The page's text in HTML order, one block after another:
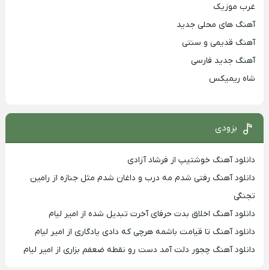
غرب موزیک
آهنگ های محلی جدید
آهنگ قدیمی و سنتی
آهنگ جدید فارسی
شاه ریمیکس
بزودی
دانلود آهنگ خوشتیپ از فرشاد آزادی
دانلود آهنگ رفتی شدم مه درب و داغان شدم مثل جنازه از رامین
تجنگی
دانلود آهنگ اخلاق بدت حرفای آخرت تبدیل شده از امیر لیام
دانلود آهنگ تا قیامت باشمه هرچی که دادی یادگاری از امیر لیام
دانلود آهنگ چجور دلت آمد دست رو نقطه ضعفم بزاری از امیر لیام